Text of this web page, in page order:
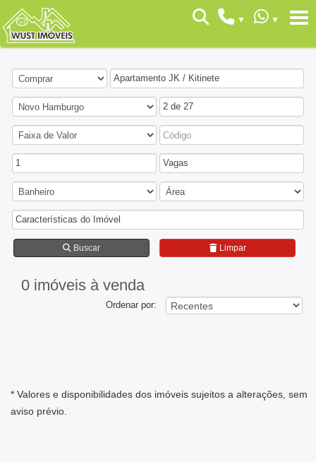
Apartamento JK / Kitinete
2 de 27
1 Vagas
Características do Imóvel
Buscar Limpar
0 imóveis à venda
Ordenar por:
* Valores e disponibilidades dos imóveis sujeitos a alterações, sem
aviso prévio.